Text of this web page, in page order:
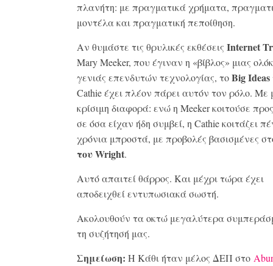
πλανήτη: με πραγματικά χρήματα,
μοντέλα και πραγματική πεποίθηση.
Αν θυμάστε τις θρυλικές εκθέσεις Internet
Mary Meeker, που έγιναν η «βίβλος» μιας
γενιάς επενδυτών τεχνολογίας, τοBigIdeas
Cathie έχει πλέον πάρει αυτόν τον ρόλο. Με
κρίσιμη διαφορά: ενώ η Meeker κοιτούσε
σε όσα είχαν ήδη συμβεί, η Cathie κοιτάζει
χρόνια μπροστά, με προβολές βασισμένες
τουWright.
Αυτό απαιτεί θάρρος. Και μέχρι τώρα έχει
αποδειχθεί εντυπωσιακά σωστή.
Ακολουθούν τα οκτώ μεγαλύτερα
τη συζήτησή μας.
Σημείωση: Η Κάθι ήταν μέλος ΔΕΠ στο